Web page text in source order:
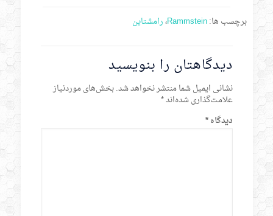
برچسب ها:Rammstein،رامشتاین
دیدگاهتان را بنویسید
نشانی ایمیل شما منتشر نخواهد شد.بخش‌های موردنیاز
علامت‌گذاری شده‌اند*
دیدگاه*